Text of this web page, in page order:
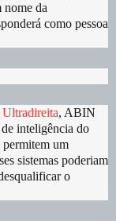
nome da
como pessoa
, ABIN
inteligência do
permitem um
sistemas poderiam
o